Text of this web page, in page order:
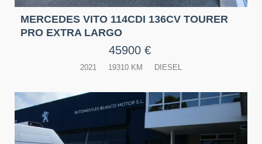
MERCEDES VITO 114CDI 136CV TOURER
PRO EXTRA LARGO
45900 €
2021 19310 KM DIESEL